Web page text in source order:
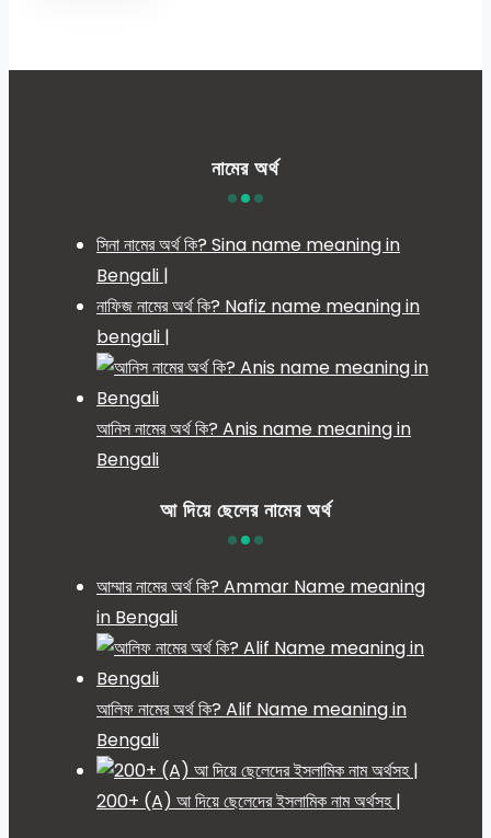
নামের অর্থ
সিনা নামের অর্থ কি? Sina name meaning in
Bengali |
নাফিজ নামের অর্থ কি? Nafiz name meaning in
bengali |
আনিস নামের অর্থ কি? Anis name meaning in
Bengali
আ দিয়ে ছেলের নামের অর্থ
আম্মার নামের অর্থ কি? Ammar Name meaning
in Bengali
আলিফ নামের অর্থ কি? Alif Name meaning in
Bengali
200+ (A) আ দিয়ে ছেলেদের ইসলামিক নাম অর্থসহ |